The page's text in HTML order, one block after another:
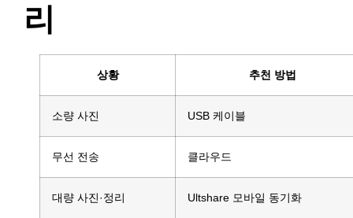
리
상황 추천 방법
소량 사진 USB 케이블
무선 전송 클라우드
대량 사진·정리 Ultshare 모바일 동기화